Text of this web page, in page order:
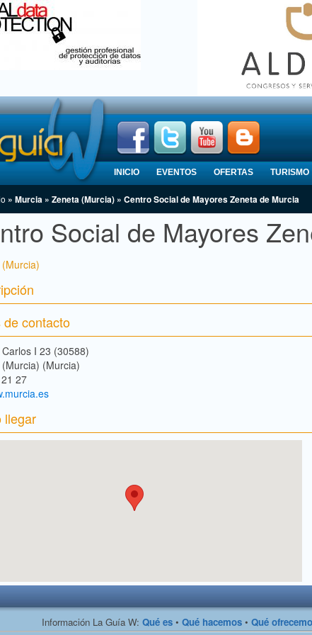
INICIO EVENTOS OFERTAS TURISMO
» Murcia » Zeneta (Murcia) » Centro Social de Mayores Zeneta de Murcia
Social de Mayores
de contacto
I 23 (30588)
(Murcia)
27
llegar
Información La Guía W: Qué es • Qué hacemos • Qué